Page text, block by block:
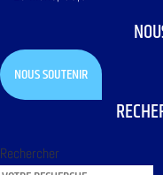
NOUS SOUTENIR
Rechercher